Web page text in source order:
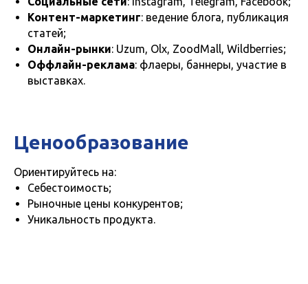
Контент-маркетинг: ведение блога, публикация
статей;
Онлайн-рынки: Uzum, Olx, ZoodMall, Wildberries;
Оффлайн-реклама: флаеры, баннеры, участие в
выставках.
Ценообразование
Ориентируйтесь на:
Себестоимость;
Рыночные цены конкурентов;
Уникальность продукта.